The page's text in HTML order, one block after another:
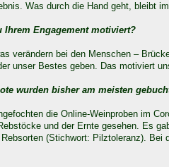
Was durch die Hand geht, bleibt
Ihrem Engagement motiviert?
verändern bei den Menschen –
unser Bestes geben. Das motiviert
wurden bisher am meisten
die Online-Weinproben im
und der Ernte gesehen. Es
(Stichwort: Pilztoleranz). Bei